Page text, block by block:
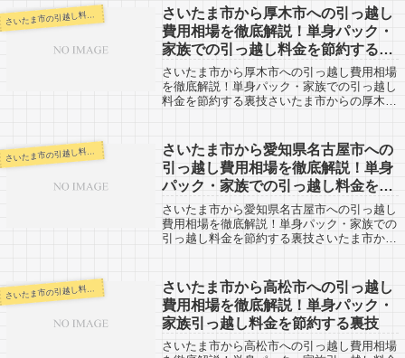
ると思います。浜松市までは約270kmと...
さいたま市の引越し料金・代金相場・見積り情報
さいたま市から厚木市への引っ越し
費用相場を徹底解説！単身パック・
家族での引っ越し料金を節約する裏
技
さいたま市から厚木市への引っ越し費用相場
を徹底解説！単身パック・家族での引っ越し
料金を節約する裏技さいたま市からの厚木市
てみてください。さいたま市から厚木市ま
で...
さいたま市の引越し料金・代金相場・見積り情報
さいたま市から愛知県名古屋市への
引っ越し費用相場を徹底解説！単身
パック・家族での引っ越し料金を節
約する裏技
さいたま市から愛知県名古屋市への引っ越し
費用相場を徹底解説！単身パック・家族での
引っ越し料金を節約する裏技さいたま市から
からさいたま市へ引越予定のある方も参考
に...
さいたま市の引越し料金・代金相場・見積り情報
さいたま市から高松市への引っ越し
費用相場を徹底解説！単身パック・
家族引っ越し料金を節約する裏技
さいたま市から高松市への引っ越し費用相場